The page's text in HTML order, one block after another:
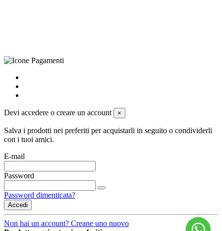
Devi accedere o creare un account ×
Salva i prodotti nei preferiti per acquistarli in seguito o condividerli
con i tuoi amici.
E-mail
Password
Password dimenticata?
Accedi
Non hai un account? Creane uno nuovo